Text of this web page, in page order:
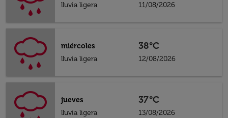
lluvia ligera
11/08/2026
miércoles
lluvia ligera
38°C
12/08/2026
jueves
lluvia ligera
37°C
13/08/2026